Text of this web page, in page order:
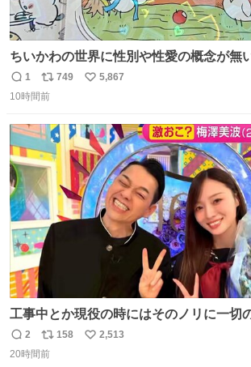
ちいかわの世界に性別や性愛の概念が無
かわタロットでも恋人・女帝・女教皇あ
させないように描かれてるんだよね。か
返
信
1
リ
ポ
ト
数
749
い
数
5,867
10時間前
工事中とか現役の時にはそのノリに一切
番の「設楽の女」が卒業して頭角を現し
返
信
2
リ
ポ
158
い
2,513
20時間前